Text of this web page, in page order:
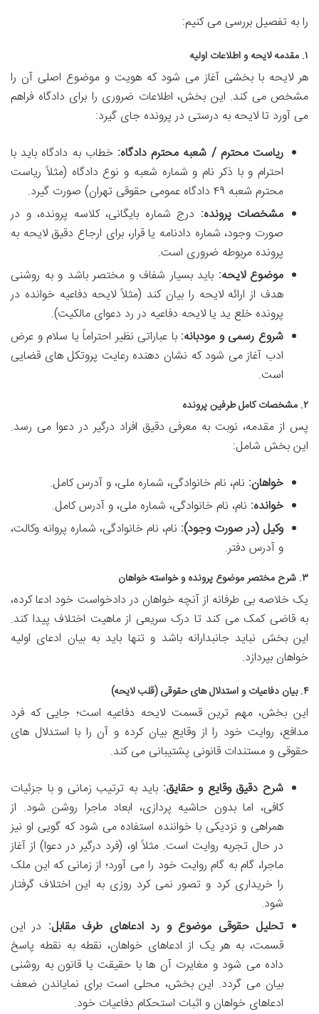
را به تفصیل بررسی می کنیم:
۱. مقدمه لایحه و اطلاعات اولیه
هر لایحه با بخشی آغاز می شود که هویت و موضوع اصلی آن را
مشخص می کند. این بخش، اطلاعات ضروری را برای دادگاه فراهم
می آورد تا لایحه به درستی در پرونده جای گیرد:
ریاست محترم / شعبه محترم دادگاه: خطاب به دادگاه باید با
احترام و با ذکر نام و شماره شعبه و نوع دادگاه (مثلاً ریاست
محترم شعبه ۴۹ دادگاه عمومی حقوقی تهران) صورت گیرد.
مشخصات پرونده: درج شماره بایگانی، کلاسه پرونده، و در
صورت وجود، شماره دادنامه یا قرار، برای ارجاع دقیق لایحه به
پرونده مربوطه ضروری است.
موضوع لایحه: باید بسیار شفاف و مختصر باشد و به روشنی
هدف از ارائه لایحه را بیان کند (مثلاً لایحه دفاعیه خوانده در
پرونده خلع ید یا لایحه دفاعیه در رد دعوای مالکیت).
شروع رسمی و مودبانه: با عباراتی نظیر احتراماً یا سلام و عرض
ادب آغاز می شود که نشان دهنده رعایت پروتکل های قضایی
است.
۲. مشخصات کامل طرفین پرونده
پس از مقدمه، نوبت به معرفی دقیق افراد درگیر در دعوا می رسد.
این بخش شامل:
خواهان: نام، نام خانوادگی، شماره ملی، و آدرس کامل.
خوانده: نام، نام خانوادگی، شماره ملی، و آدرس کامل.
وکیل (در صورت وجود): نام، نام خانوادگی، شماره پروانه وکالت،
و آدرس دفتر.
۳. شرح مختصر موضوع پرونده و خواسته خواهان
یک خلاصه بی طرفانه از آنچه خواهان در دادخواست خود ادعا کرده،
به قاضی کمک می کند تا درک سریعی از ماهیت اختلاف پیدا کند.
این بخش نباید جانبدارانه باشد و تنها باید به بیان ادعای اولیه
خواهان بپردازد.
۴. بیان دفاعیات و استدلال های حقوقی (قلب لایحه)
این بخش، مهم ترین قسمت لایحه دفاعیه است؛ جایی که فرد
مدافع، روایت خود را از وقایع بیان کرده و آن را با استدلال های
حقوقی و مستندات قانونی پشتیبانی می کند.
شرح دقیق وقایع و حقایق: باید به ترتیب زمانی و با جزئیات
کافی، اما بدون حاشیه پردازی، ابعاد ماجرا روشن شود. از
همراهی و نزدیکی با خواننده استفاده می شود که گویی او نیز
در حال تجربه روایت است. مثلاً او، (فرد درگیر در دعوا) از آغاز
ماجرا، گام به گام روایت خود را می آورد؛ از زمانی که این ملک
را خریداری کرد و تصور نمی کرد روزی به این اختلاف گرفتار
شود.
تحلیل حقوقی موضوع و رد ادعاهای طرف مقابل: در این
قسمت، به هر یک از ادعاهای خواهان، نقطه به نقطه پاسخ
داده می شود و مغایرت آن ها با حقیقت یا قانون به روشنی
بیان می گردد. این بخش، محلی است برای نمایاندن ضعف
ادعاهای خواهان و اثبات استحکام دفاعیات خود.